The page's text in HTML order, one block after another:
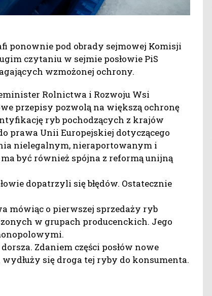
ponownie pod obrady sejmowej Komisji
czytaniu w sejmie posłowie PiS
wzmożonej ochrony.
Rolnictwa i Rozwoju Wsi
przepisy pozwolą na większą ochronę
ryb pochodzących z krajów
prawa Unii Europejskiej dotyczącego
nielegalnym, nieraportowanym i
być również spójna z reformą unijną
dopatrzyli się błędów. Ostatecznie
mówiąc o pierwszej sprzedaży ryb
w grupach producenckich. Jego
Zdaniem części posłów nowe
się droga tej ryby do konsumenta.